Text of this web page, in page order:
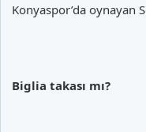
Konyaspor’da oynayan
Biglia takası mı?